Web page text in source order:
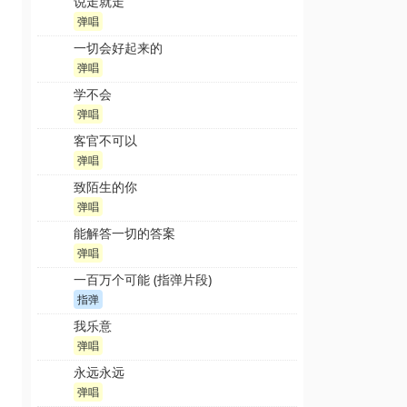
弹唱
一切会好起来的
弹唱
学不会
弹唱
客官不可以
弹唱
致陌生的你
弹唱
能解答一切的答案
弹唱
一百万个可能 (指弹片段)
指弹
我乐意
弹唱
永远永远
弹唱